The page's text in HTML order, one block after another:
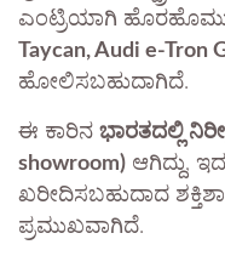
ಎಂಟ್ರಿಯಾಗಿ
Taycan, Audi e-Tron
ಹೋಲಿಸಬಹುದಾಗಿದೆ.
ಈ ಕಾರಿನ ಭಾರತದಲ್ಲಿ
showroom) ಆಗಿದ್ದು,
ಖರೀದಿಸಬಹುದಾದ
ಪ್ರಮುಖವಾಗಿದೆ.